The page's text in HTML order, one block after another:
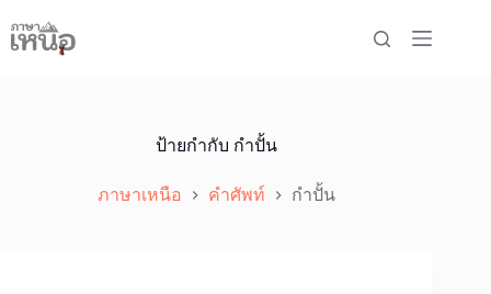
to
content
ป้ายกำกับ กําปั้น
ภาษาเหนือ คำศัพท์ กําปั้น